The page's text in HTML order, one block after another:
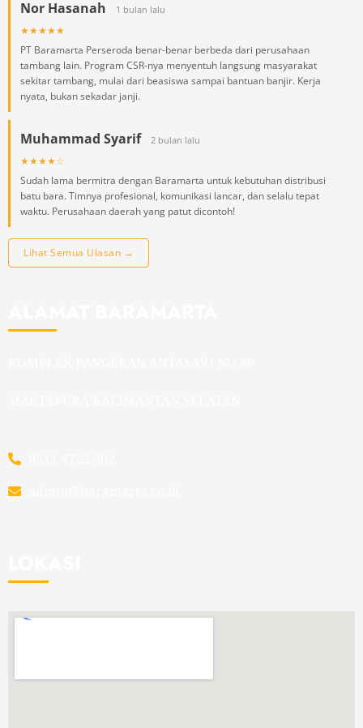
Nor Hasanah 1 bulan lalu
★★★★★
PT Baramarta Perseroda benar-benar berbeda dari perusahaan
tambang lain. Program CSR-nya menyentuh langsung masyarakat
sekitar tambang, mulai dari beasiswa sampai bantuan banjir. Kerja
nyata, bukan sekadar janji.
Muhammad Syarif 2 bulan lalu
★★★★☆
Sudah lama bermitra dengan Baramarta untuk kebutuhan distribusi
batu bara. Timnya profesional, komunikasi lancar, dan selalu tepat
waktu. Perusahaan daerah yang patut dicontoh!
Lihat Semua Ulasan →